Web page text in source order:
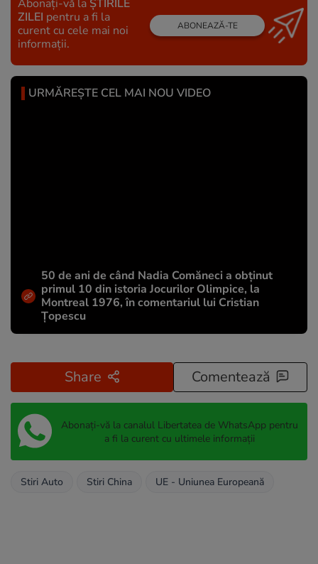
Abonați-vă la ȘTIRILE
ZILEI pentru a fi la
curent cu cele mai noi
informații.
ABONEAZĂ-TE
URMĂREȘTE CEL MAI NOU VIDEO
50 de ani de când Nadia Comăneci a obţinut
primul 10 din istoria Jocurilor Olimpice, la
Montreal 1976, în comentariul lui Cristian
Țopescu
Share Comentează
Abonați-vă la canalul Libertatea de WhatsApp pentru
a fi la curent cu ultimele informații
Stiri Auto Stiri China UE - Uniunea Europeană